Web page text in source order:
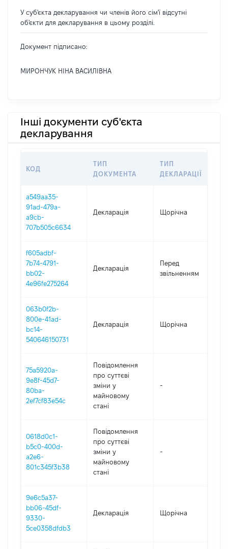
У суб'єкта декларування чи членів його сім'ї відсутні
об'єкти для декларування в цьому розділі.
Документ підписано:
МИРОНЧУК НІНА ВАСИЛІВНА
Інші документи суб'єкта
декларування
КОД
ТИП
ДОКУМЕНТА
ТИП
ДЕКЛАРАЦІЇ
a549aa35-
91ad-479a-
a9cb-
707b505c6634
Декларація Щорічна
f605adbf-
7b74-4791-
bb02-
4e96fe275264
Декларація
Перед
звільненням
063b0f2b-
800e-41ad-
bc14-
540646150731
Декларація Щорічна
75a5920a-
9e8f-45d7-
80ba-
2ef7cf83e54c
Повідомлення
про суттєві
зміни y
майновому
стані
-
0618d0c1-
b5c0-400d-
a2e6-
801c345f3b38
Повідомлення
про суттєві
зміни y
майновому
стані
-
9e6c5a37-
bb06-45df-
9330-
5ce0358dfdb3
Декларація Щорічна